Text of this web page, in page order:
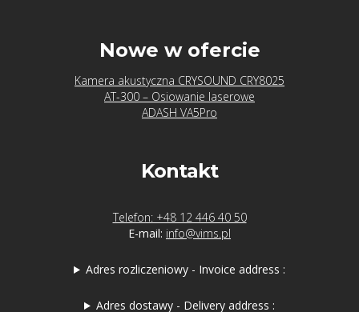
Nowe w ofercie
Kamera akustyczna CRYSOUND CRY8025
AT-300 – Osiowanie laserowe
ADASH VA5Pro
Kontakt
Telefon: +48 12 446 40 50
E-mail: info@vims.pl
Adres rozliczeniowy - Invoice address :
Adres dostawy - Delivery address :